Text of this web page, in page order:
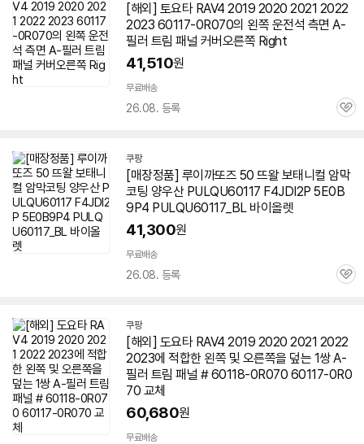
[해외] 토요타 RAV4 2019 2020 2021 2022
2023 60117-0R070의 왼쪽 운전석 측면 A-
필러 트림 패널 커버오른쪽 Right
41,510원
무료배송
26.08. 등록
관
쿠팡
[매장정품] 루이까또즈 50 뜨왈 보태니컬 암막
코팅 양우산 PULQU60117 F4JDI2P 5E0B
9P4 PULQU60117 _BL 바이올렛
41,300원
무료배송
26.08. 등록
관
쿠팡
[해외] 도요타 RAV4 2019 2020 2021 2022
2023에 적합한 왼쪽 및 오른쪽을 덮는 1쌍 A-
필러 트림 패널 # 60118-0R070 60117-0R0
70 교체
60,680원
무료배송